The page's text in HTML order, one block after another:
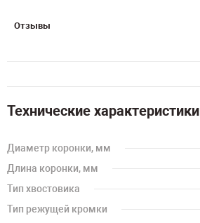
Отзывы
Технические характеристики
Диаметр коронки, мм
Длина коронки, мм
Тип хвостовика
Тип режущей кромки